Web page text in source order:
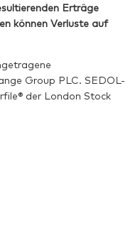
Erträge
können Verluste auf
Group PLC. SEDOL-
der London Stock